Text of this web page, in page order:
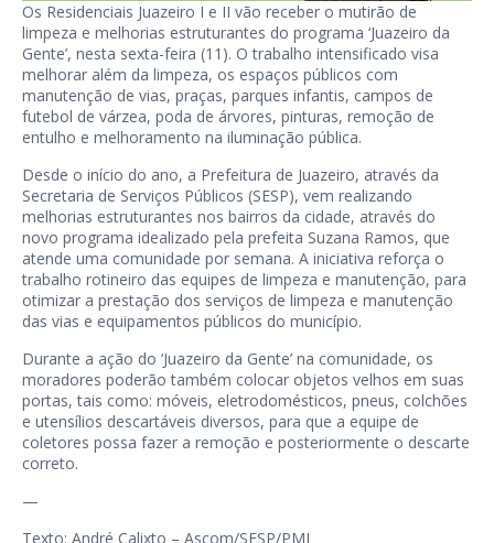
Os Residenciais Juazeiro I e II vão receber o mutirão de
limpeza e melhorias estruturantes do programa ‘Juazeiro da
Gente’, nesta sexta-feira (11). O trabalho intensificado visa
melhorar além da limpeza, os espaços públicos com
manutenção de vias, praças, parques infantis, campos de
futebol de várzea, poda de árvores, pinturas, remoção de
entulho e melhoramento na iluminação pública.
Desde o início do ano, a Prefeitura de Juazeiro, através da
Secretaria de Serviços Públicos (SESP), vem realizando
melhorias estruturantes nos bairros da cidade, através do
novo programa idealizado pela prefeita Suzana Ramos, que
atende uma comunidade por semana. A iniciativa reforça o
trabalho rotineiro das equipes de limpeza e manutenção, para
otimizar a prestação dos serviços de limpeza e manutenção
das vias e equipamentos públicos do município.
Durante a ação do ‘Juazeiro da Gente’ na comunidade, os
moradores poderão também colocar objetos velhos em suas
portas, tais como: móveis, eletrodomésticos, pneus, colchões
e utensílios descartáveis diversos, para que a equipe de
coletores possa fazer a remoção e posteriormente o descarte
correto.
—
Texto: André Calixto – Ascom/SESP/PMJ